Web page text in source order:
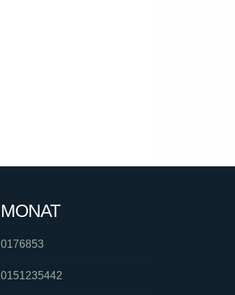
MONAT
0176853
0151235442